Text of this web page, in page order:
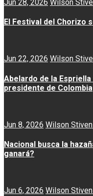
Jun 28, 2026 Wilson
El Festival del Chorizo
Jun 22, 2026 Wilson
Abelardo de la
presidente de Colombia
Jun 8, 2026 Wilson
Nacional busca la
ganará?
Jun 6, 2026 Wilson